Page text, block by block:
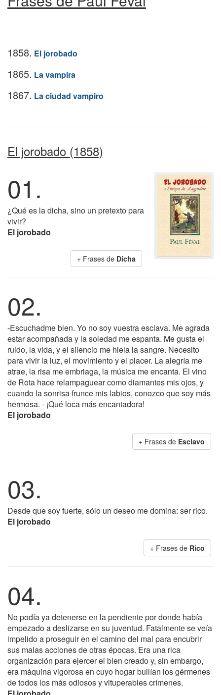
1858. El jorobado
1865. La vampira
1867. La ciudad vampiro
El jorobado (1858)
01.
¿Qué es la dicha, sino un pretexto para
vivir?
El jorobado
+ Frases de Dicha
02.
-Escuchadme bien. Yo no soy vuestra esclava. Me agrada
estar acompañada y la soledad me espanta. Me gusta el
ruido, la vida, y el silencio me hiela la sangre. Necesito
para vivir la luz, el movimiento y el placer. La alegría me
atrae, la risa me embriaga, la música me encanta. El vino
de Rota hace relampaguear como diamantes mis ojos, y
cuando la sonrisa frunce mis labios, conozco que soy más
hermosa. - ¡Qué loca más encantadora!
El jorobado
+ Frases de Esclavo
03.
Desde que soy fuerte, sólo un deseo me domina: ser rico.
El jorobado
+ Frases de Rico
04.
No podía ya detenerse en la pendiente por donde había
empezado a deslizarse en su juventud. Fatalmente se veía
impelido a proseguir en el camino del mal para encubrir
sus malas acciones de otras épocas. Era una rica
organización para ejercer el bien creado y, sin embargo,
era máquina vigorosa en cuyo hogar bullían los gérmenes
de todos los más odiosos y vituperables crímenes.